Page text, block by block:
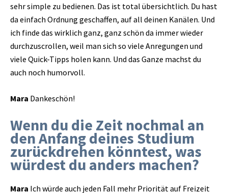
sehr simple zu bedienen. Das ist total übersichtlich. Du hast
da einfach Ordnung geschaffen, auf all deinen Kanälen. Und
ich finde das wirklich ganz, ganz schön da immer wieder
durchzuscrollen, weil man sich so viele Anregungen und
viele Quick-Tipps holen kann. Und das Ganze machst du
auch noch humorvoll.
Mara Dankeschön!
Wenn du die Zeit nochmal an
den Anfang deines Studium
zurückdrehen könntest, was
würdest du anders machen?
Mara Ich würde auch jeden Fall mehr Priorität auf Freizeit